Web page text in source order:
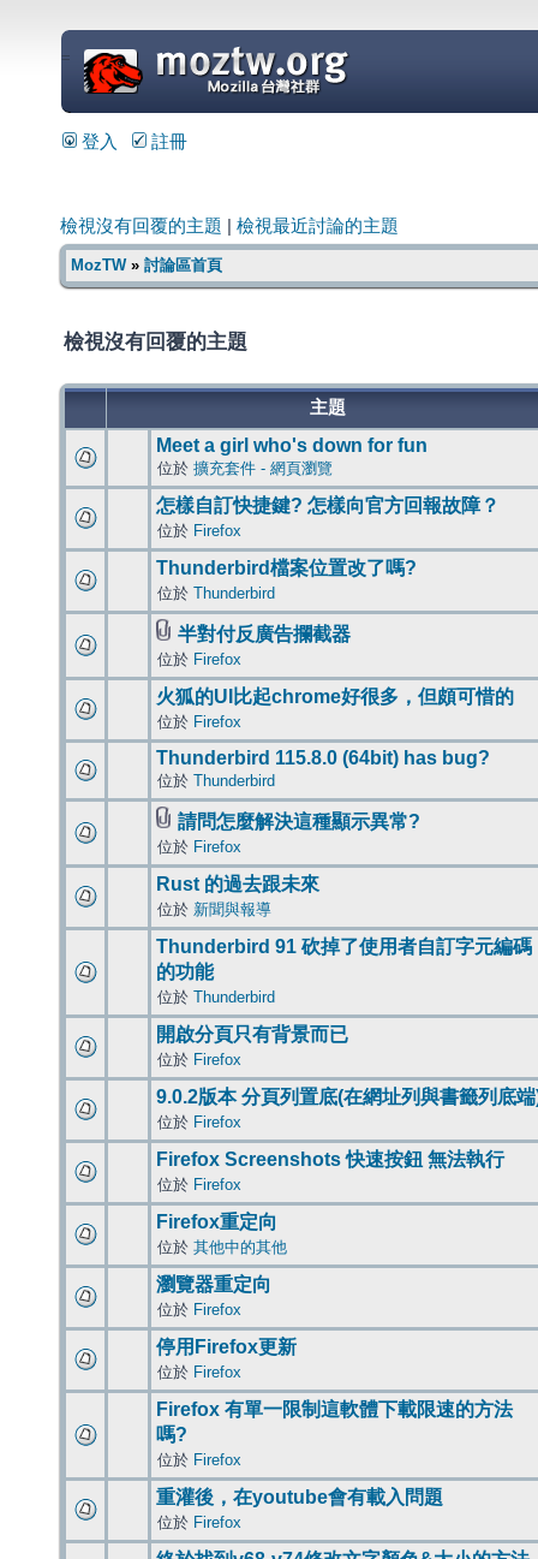
=
登入 註冊
檢視沒有回覆的主題 檢視最近討論的主題
MozTW» 討論區首頁
檢視沒有回覆的主題
主題
Meet a girl who's down for fun
位於 擴充套件 - 網頁瀏覽
怎樣自訂快捷鍵? 怎樣向官方回報故障？
位於 Firefox
Thunderbird檔案位置改了嗎?
位於 Thunderbird
半對付反廣告攔截器
位於 Firefox
火狐的UI比起chrome好很多，但頗可惜的
位於 Firefox
Thunderbird 115.8.0 (64bit) has bug?
位於 Thunderbird
請問怎麼解決這種顯示異常?
位於 Firefox
Rust 的過去跟未來
位於 新聞與報導
Thunderbird 91 砍掉了使用者自訂字元編碼
的功能
位於 Thunderbird
開啟分頁只有背景而已
位於 Firefox
9.0.2版本 分頁列置底(在網址列與書籤列底
位於 Firefox
Firefox Screenshots 快速按鈕 無法執行
位於 Firefox
Firefox重定向
位於 其他中的其他
瀏覽器重定向
位於 Firefox
停用Firefox更新
位於 Firefox
Firefox 有單一限制這軟體下載限速的方法
嗎?
位於 Firefox
重灌後，在youtube會有載入問題
位於 Firefox